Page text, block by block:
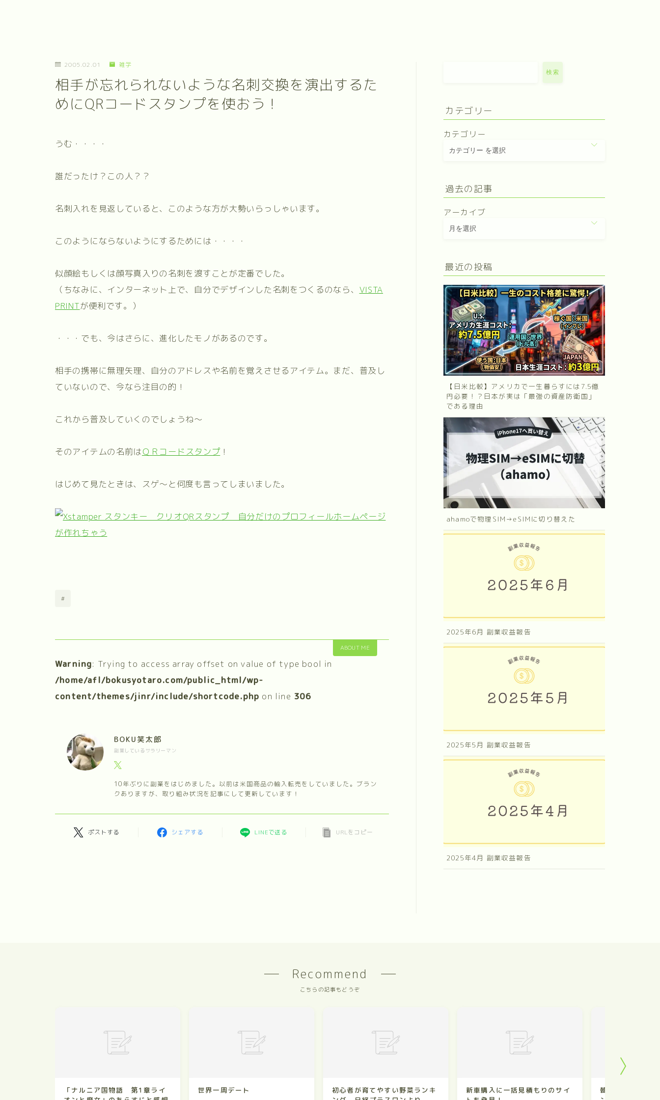
2005.02.01 雑学
相手が忘れられないような名刺交換を演出するた
めにQRコードスタンプを使おう！
うむ・・・・
誰だったけ？この人？？
名刺入れを見返していると、このような方が大勢いらっしゃいます。
このようにならないようにするためには・・・・
似顔絵もしくは顔写真入りの名刺を渡すことが定番でした。
（ちなみに、インターネット上で、自分でデザインした名刺をつくるのなら、 VISTA
PRINTが便利です。）
・・・でも、今はさらに、進化したモノがあるのです。
相手の携帯に無理矢理、自分のアドレスや名前を覚えさせるアイテム。まだ、普及し
ていないので、今なら注目の的！
これから普及していくのでしょうね～
そのアイテムの名前はＱＲコードスタンプ ！
はじめて見たときは、スゲ～と何度も言ってしまいました。
#
ABOUT ME
Warning: Trying to access array offset on value of type bool in
/home/afl/bokusyotaro.com/public_html/wp-
content/themes/jinr/include/shortcode.php on line 306
BOKU笑太郎
副業しているサラリーマン
10年ぶりに副業をはじめました。以前は米国商品の輸入転売をしていました。ブラン
クありますが、取り組み状況を記事にして更新しています！
ポストする シェアする LINEで送る URLをコピー
検索
カテゴリー
カテゴリー
過去の記事
アーカイブ
最近の投稿
【日米比較】アメリカで一生暮らすには7.5億
円必要！？日本が実は「最強の資産防衛国」
である理由
ahamoで物理SIM→eSIMに切り替えた
2025年6月 副業収益報告
2025年5月 副業収益報告
2025年4月 副業収益報告
Recommend
こちらの記事もどうぞ
「ナルニア国物語 第1章ライ
世界一周デート
初心者が育てやすい野菜ランキ
新車購入に一括見積もりのサイ
韓国料理「カン